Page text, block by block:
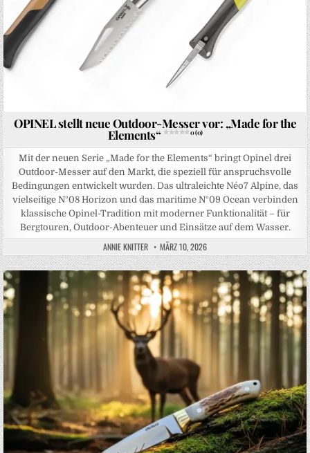
OPINEL stellt neue Outdoor-Messer vor: „Made for the
Elements“ 0 (0)
Mit der neuen Serie „Made for the Elements“ bringt Opinel drei
Outdoor-Messer auf den Markt, die speziell für anspruchsvolle
Bedingungen entwickelt wurden. Das ultraleichte Néo7 Alpine, das
vielseitige N°08 Horizon und das maritime N°09 Ocean verbinden
klassische Opinel-Tradition mit moderner Funktionalität – für
Bergtouren, Outdoor-Abenteuer und Einsätze auf dem Wasser.
ANNIE KNITTER MÄRZ 10, 2026
Posted in